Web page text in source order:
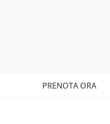
PRENOTA ORA